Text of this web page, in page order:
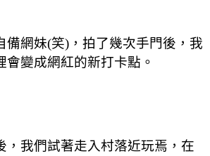
備網妹(笑)，拍了幾次手門後，我
會變成網紅的新打卡點。
，我們試著走入村落近玩焉，在